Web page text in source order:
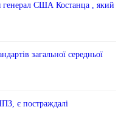
генерал США Костанца , який
загальної середньої
є постраждалі